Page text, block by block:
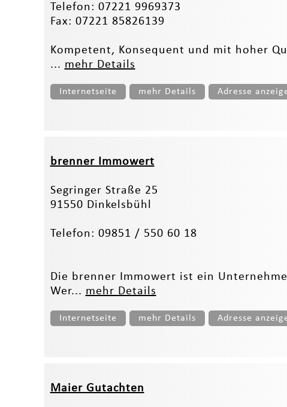
Telefon: 07221 9969373
Fax: 07221 85826139
Kompetent, Konsequent und mit hoher
... mehr Details
Internetseite mehr Details Adresse
brenner Immowert
Segringer Straße 25
91550 Dinkelsbühl
Telefon: 09851 / 550 60 18
Die brenner Immowert ist ein
Wer... mehr Details
Internetseite mehr Details Adresse
Maier Gutachten